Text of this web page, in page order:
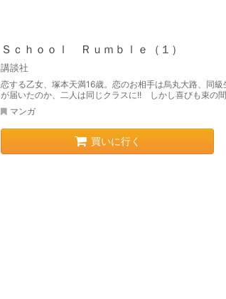
Ｓｃｈｏｏｌ Ｒｕｍｂｌｅ（１）
講談社
恋する乙女、塚本天満16歳。恋のお相手は烏丸大路、同
が届いたのか、二人は同じクラスに!! しかし喜びも束の
マンガ
買いに行く